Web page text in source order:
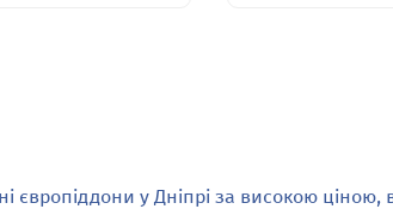
європіддони у Дніпрі за високою ціною,